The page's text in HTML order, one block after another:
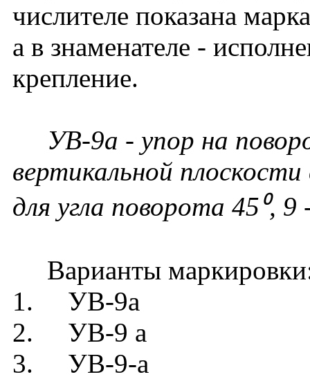
числителе показана
а в знаменателе -
крепление.
УВ-9а - упор на
вертикальной
для угла поворота 45⁰,
Варианты
1. УВ-9а
2. УВ-9 а
3. УВ-9-а